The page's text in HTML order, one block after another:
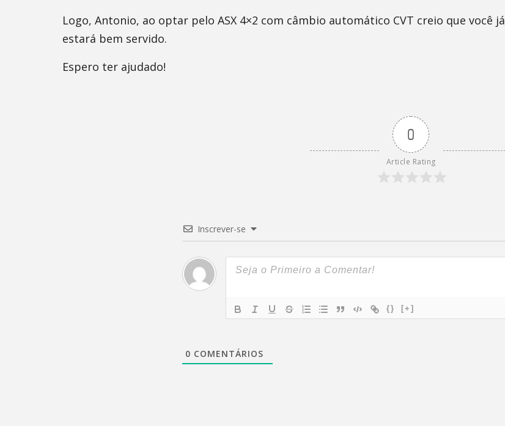
Logo, Antonio, ao optar pelo ASX 4×2 com câmbio automático CVT creio que você já
estará bem servido.
Espero ter ajudado!
0
Article Rating
Inscrever-se
{} [+]
0 COMENTÁRIOS